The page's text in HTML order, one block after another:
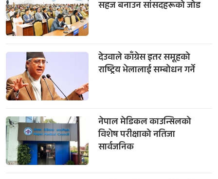
सहज बनाउन सांसदहरूको जोड
देउवाले काँग्रेस इतर समूहको
राष्ट्रिय भेलालाई सम्बोधन गर्ने
नेपाल मेडिकल काउन्सिलको
विशेष परीक्षाको नतिजा
सार्वजनिक